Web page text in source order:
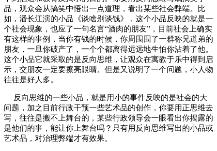
品，观众会从搞笑中悟出一点道理，看出某些社会弊端。比
如，潘长江演的小品《谈啥别谈钱》，这个小品反映的就是一
个社会现象，也应了一句名言“酒肉的朋友”，目前社会上确实
有这样的事例，当你有钱的时候，你周围围了一群称兄道弟的
朋友，一旦你破产了，一个个都离得远远地生怕你沾着了他。
这个小品它就采取的是反向思维，让观众在寓教于乐中得到启
示，交朋友一定要擦亮眼睛。但是又说明了一个问题，小人物
往往是好人多。
反向思维的一些小品，就是用小的事件反映的是社会的大
问题，加之目前行政干预一些艺术品的创作，你要用正思维去
写，往往是搬不上舞台的，某些行政领导会一眼看出你揭露的
是他们的事，能让你上舞台吗？只有用反向思维写出的小品或
艺术品，对治理弊端才有效果。